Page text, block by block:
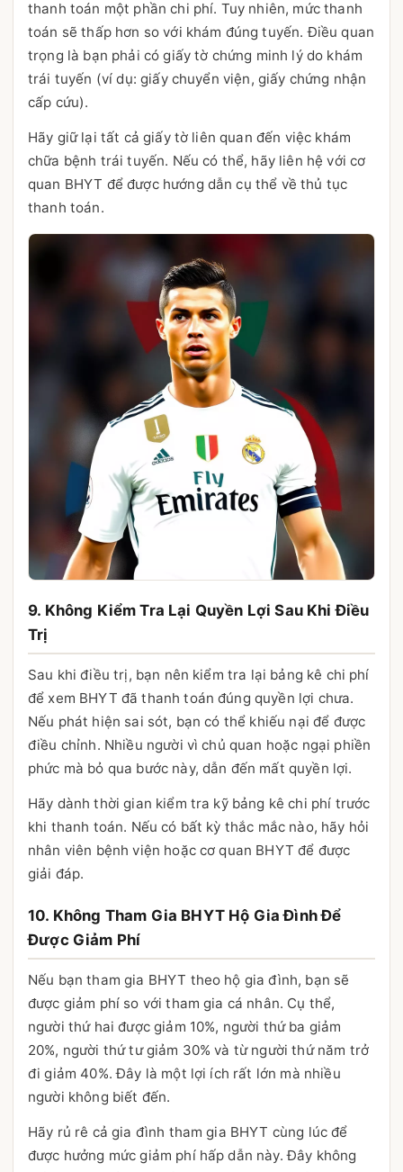
thanh toán một phần chi phí. Tuy nhiên, mức thanh
toán sẽ thấp hơn so với khám đúng tuyến. Điều quan
trọng là bạn phải có giấy tờ chứng minh lý do khám
trái tuyến (ví dụ: giấy chuyển viện, giấy chứng nhận
cấp cứu).
Hãy giữ lại tất cả giấy tờ liên quan đến việc khám
chữa bệnh trái tuyến. Nếu có thể, hãy liên hệ với cơ
quan BHYT để được hướng dẫn cụ thể về thủ tục
thanh toán.
9. Không Kiểm Tra Lại Quyền Lợi Sau Khi Điều
Trị
Sau khi điều trị, bạn nên kiểm tra lại bảng kê chi phí
để xem BHYT đã thanh toán đúng quyền lợi chưa.
Nếu phát hiện sai sót, bạn có thể khiếu nại để được
điều chỉnh. Nhiều người vì chủ quan hoặc ngại phiền
phức mà bỏ qua bước này, dẫn đến mất quyền lợi.
Hãy dành thời gian kiểm tra kỹ bảng kê chi phí trước
khi thanh toán. Nếu có bất kỳ thắc mắc nào, hãy hỏi
nhân viên bệnh viện hoặc cơ quan BHYT để được
giải đáp.
10. Không Tham Gia BHYT Hộ Gia Đình Để
Được Giảm Phí
Nếu bạn tham gia BHYT theo hộ gia đình, bạn sẽ
được giảm phí so với tham gia cá nhân. Cụ thể,
người thứ hai được giảm 10%, người thứ ba giảm
20%, người thứ tư giảm 30% và từ người thứ năm trở
đi giảm 40%. Đây là một lợi ích rất lớn mà nhiều
người không biết đến.
Hãy rủ rê cả gia đình tham gia BHYT cùng lúc để
được hưởng mức giảm phí hấp dẫn này. Đây không